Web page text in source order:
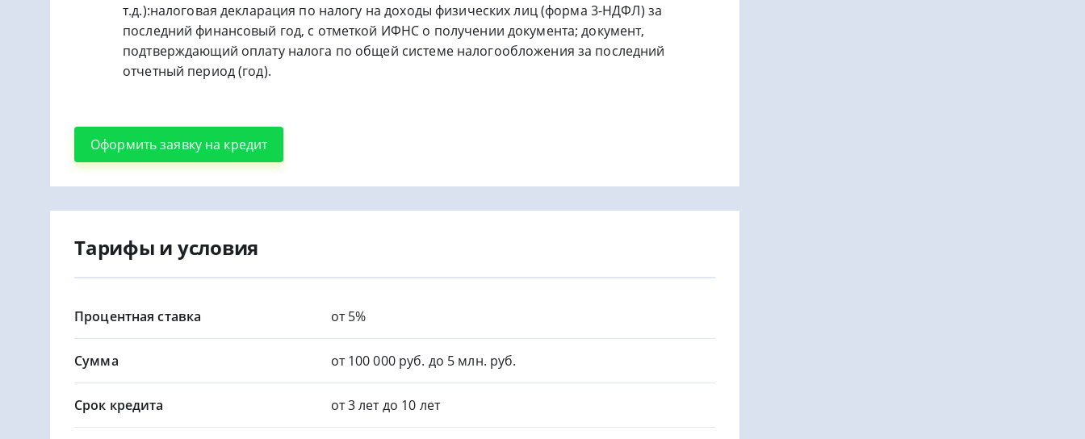
т.д.):налоговая декларация по налогу на доходы физических лиц (форма 3-НДФЛ) за
последний финансовый год, с отметкой ИФНС о получении документа; документ,
подтверждающий оплату налога по общей системе налогообложения за последний
отчетный период (год).
Оформить заявку на кредит
Тарифы и условия
Процентная ставка от 5%
Сумма от 100 000 руб. до 5 млн. руб.
Срок кредита от 3 лет до 10 лет